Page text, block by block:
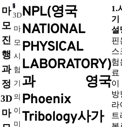
마
모
진
행
과
정
3D
마
3D
마
모
시
험
기
의
이
미
NPL(영국
NATIONAL
PHYSICAL
LABORATORY)
과 영국
Phoenix
Tribology사가
1.
설
핀
라